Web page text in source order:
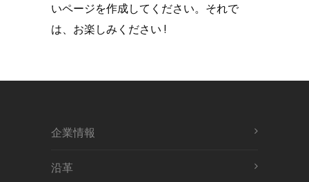
いページを作成してください。それで
は、お楽しみください !
企業情報
沿革